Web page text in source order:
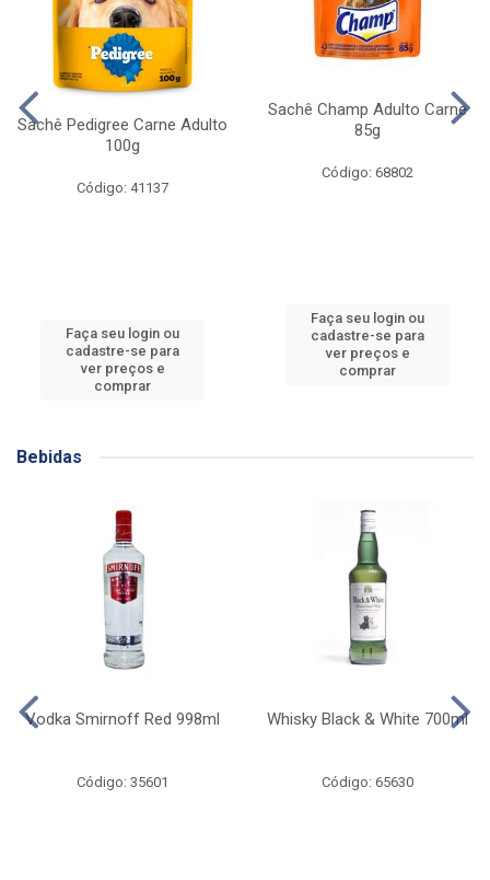
Sachê Pedigree Carne Adulto
100g
Código: 41137
Faça seu login ou
cadastre-se para
ver preços e
comprar
Sachê Champ Adulto Carne
85g
Código: 68802
Faça seu login ou
cadastre-se para
ver preços e
comprar
Bebidas
Vodka Smirnoff Red 998ml
Código: 35601
Whisky Black & White 700ml
Código: 65630